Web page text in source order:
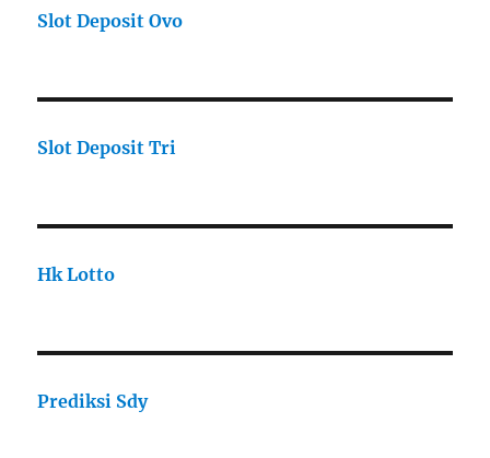
Slot Deposit Ovo
Slot Deposit Tri
Hk Lotto
Prediksi Sdy